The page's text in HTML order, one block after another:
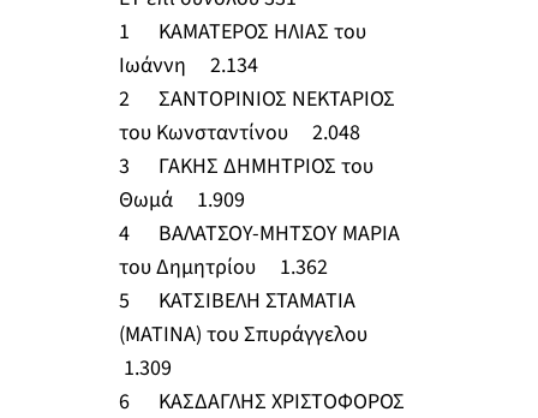
1 ΚΑΜΑΤΕΡΟΣ ΗΛΙΑΣ του
Ιωάννη 2.134
2 ΣΑΝΤΟΡΙΝΙΟΣ ΝΕΚΤΑΡΙΟΣ
του Κωνσταντίνου 2.048
3 ΓΑΚΗΣ ΔΗΜΗΤΡΙΟΣ του
Θωμά 1.909
4 ΒΑΛΑΤΣΟΥ-ΜΗΤΣΟΥ ΜΑΡΙΑ
του Δημητρίου 1.362
5 ΚΑΤΣΙΒΕΛΗ ΣΤΑΜΑΤΙΑ
(ΜΑΤΙΝΑ) του Σπυράγγελου
1.309
6 ΚΑΣΔΑΓΛΗΣ ΧΡΙΣΤΟΦΟΡΟΣ